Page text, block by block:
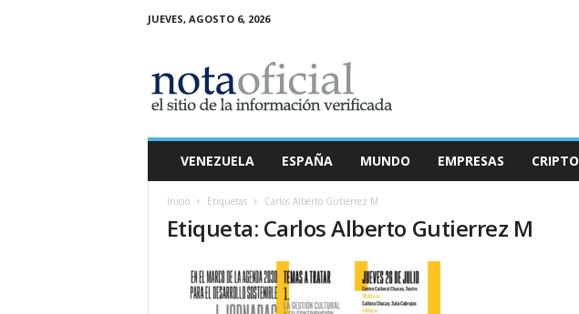
JUEVES, AGOSTO 6, 2026
a
O
VENEZUELA ESPAÑA MUNDO EMPRESAS CRIPTO
Inicio Etiquetas Carlos Alberto Gutierrez M
Etiqueta: Carlos Alberto Gutierrez M